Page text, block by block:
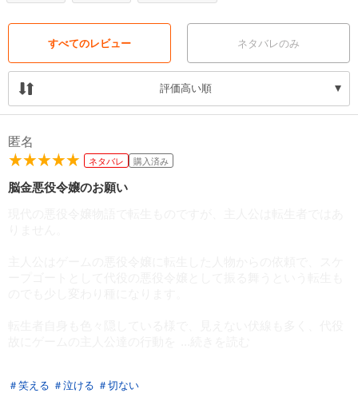
すべてのレビュー ネタバレのみ
評価高い順
匿名
ネタバレ 購入済み
脳金悪役令嬢のお願い
そして、主人公はその場で自分なりに考えたベターな対応をし
＃笑える ＃泣ける ＃切ない